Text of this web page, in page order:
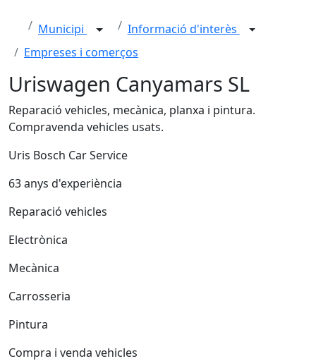
Municipi
Informació d'interès
Empreses i comerços
Uriswagen Canyamars SL
Reparació vehicles, mecànica, planxa i pintura.
Compravenda vehicles usats.
Uris Bosch Car Service
63 anys d'experiència
Reparació vehicles
Electrònica
Mecànica
Carrosseria
Pintura
Compra i venda vehicles